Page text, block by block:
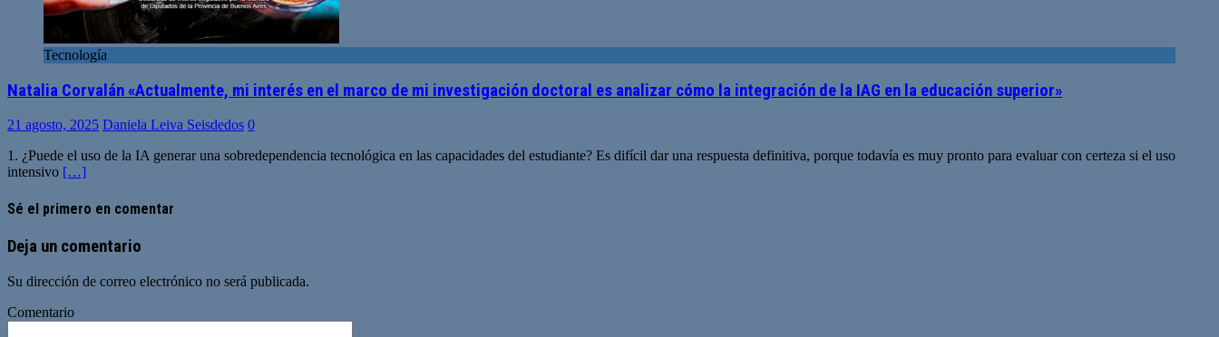
Tecnología
Natalia Corvalán «Actualmente, mi interés en el marco de mi investigación doctoral es analizar cómo la integración de la IAG en la educación superior»
21 agosto, 2025 Daniela Leiva Seisdedos 0
1. ¿Puede el uso de la IA generar una sobredependencia tecnológica en las capacidades del estudiante? Es difícil dar una respuesta definitiva, porque todavía es muy pronto para evaluar con certeza si el uso
intensivo […]
Sé el primero en comentar
Deja un comentario
Su dirección de correo electrónico no será publicada.
Comentario